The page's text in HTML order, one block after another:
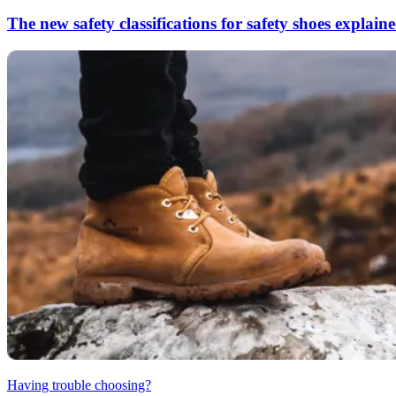
The new safety classifications for safety shoes
Having trouble choosing?